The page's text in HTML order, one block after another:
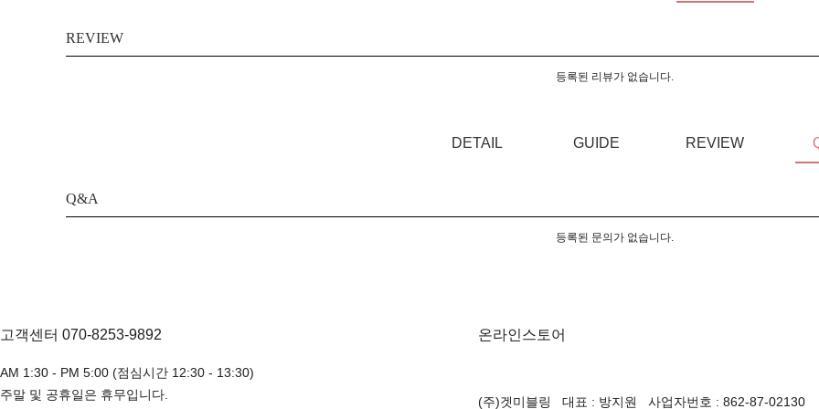
REVIEW
등록된 리뷰가 없습니다.
DETAIL GUIDE REVIEW
Q&A
등록된 문의가 없습니다.
고객센터 070-8253-9892
AM 1:30 - PM 5:00 (점심시간 12:30 - 13:30)
주말 및 공휴일은 휴무입니다.
온라인스토어
(주)겟미블링 대표 : 방지원 사업자번호 : 862-87-02130